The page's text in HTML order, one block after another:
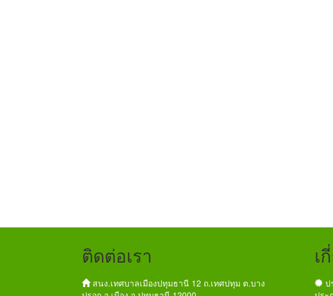
ติดต่อเรา
สนง.เทศบาลเมืองปทุมธานี 12 ถ.เทศปทุม ต.บาง
เ
ป